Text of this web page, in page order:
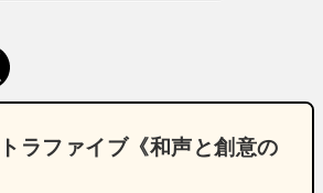
ラファイブ《和声と創意の